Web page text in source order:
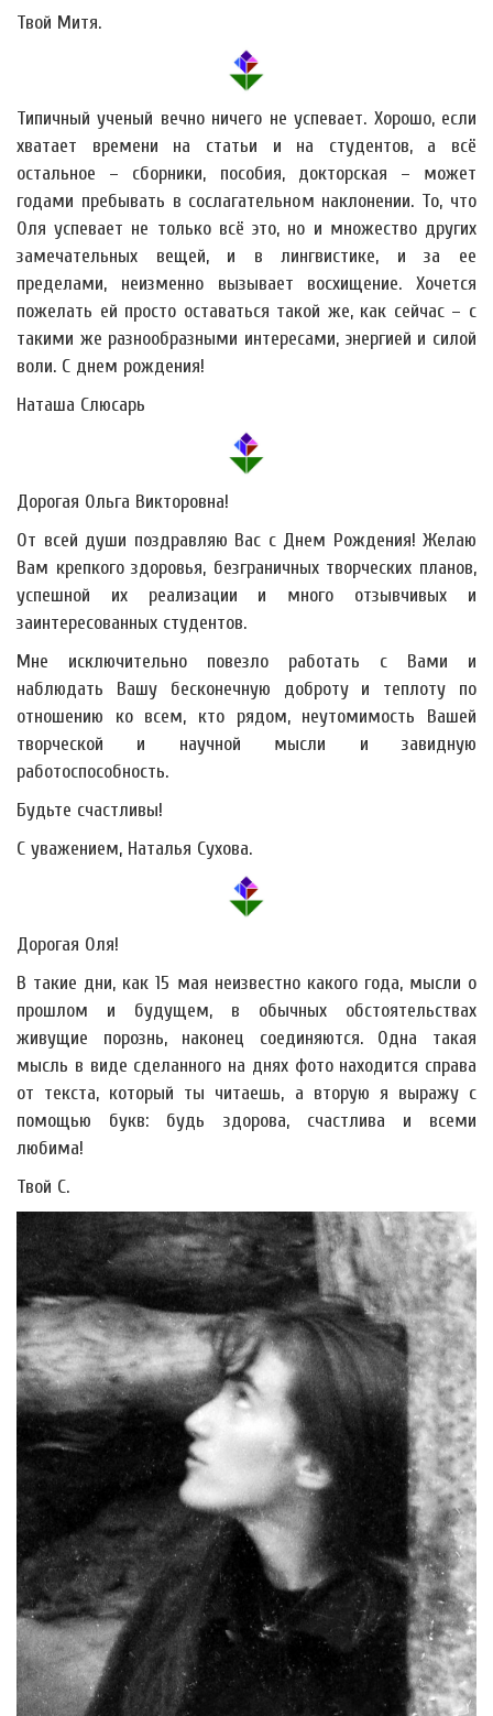
Твой Митя.
Типичный ученый вечно ничего не успевает. Хорошо, если
хватает времени на статьи и на студентов, а всё
остальное – сборники, пособия, докторская – может
годами пребывать в сослагательном наклонении. То, что
Оля успевает не только всё это, но и множество других
замечательных вещей, и в лингвистике, и за ее
пределами, неизменно вызывает восхищение. Хочется
пожелать ей просто оставаться такой же, как сейчас – с
такими же разнообразными интересами, энергией и силой
воли. С днем рождения!
Наташа Слюсарь
Дорогая Ольга Викторовна!
От всей души поздравляю Вас с Днем Рождения! Желаю
Вам крепкого здоровья, безграничных творческих планов,
успешной их реализации и много отзывчивых и
заинтересованных студентов.
Мне исключительно повезло работать с Вами и
наблюдать Вашу бесконечную доброту и теплоту по
отношению ко всем, кто рядом, неутомимость Вашей
творческой и научной мысли и завидную
работоспособность.
Будьте счастливы!
С уважением, Наталья Сухова.
Дорогая Оля!
В такие дни, как 15 мая неизвестно какого года, мысли о
прошлом и будущем, в обычных обстоятельствах
живущие порознь, наконец соединяются. Одна такая
мысль в виде сделанного на днях фото находится справа
от текста, который ты читаешь, а вторую я выражу с
помощью букв: будь здорова, счастлива и всеми
любима!
Твой С.